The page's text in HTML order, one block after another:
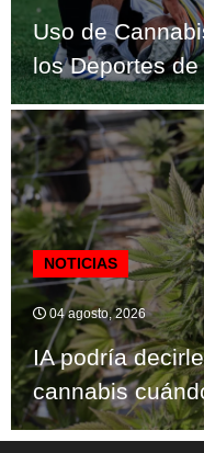
Uso de
los Deportes
NOTICIAS
04 agosto, 2026
IA podría
cannabis